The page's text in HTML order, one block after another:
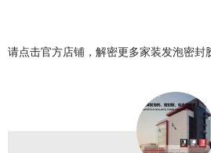
请点击官方店铺，解密更多家装发泡密封